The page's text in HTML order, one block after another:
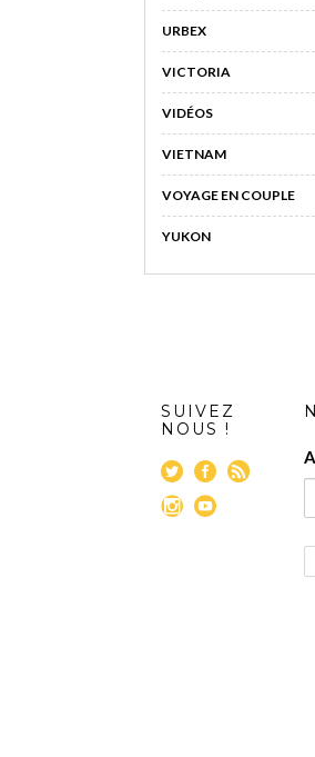
URBEX
VICTORIA
VIDÉOS
VIETNAM
VOYAGE EN COUPLE
YUKON
SUIVEZ
NOUS !